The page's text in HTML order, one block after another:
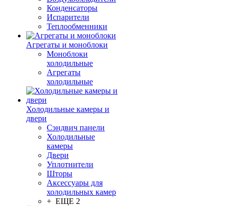
Конденсаторы
Испарители
Теплообменники
Агрегаты и моноблоки
Моноблоки
холодильные
Агрегаты
холодильные
Холодильные камеры и
двери
Сэндвич панели
Холодильные
камеры
Двери
Уплотнители
Шторы
Аксессуары для
холодильных камер
+ ЕЩЕ 2